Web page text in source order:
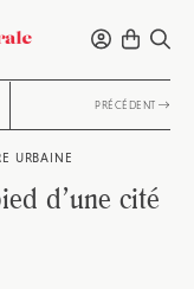
PRÉCÉDENT
URBAINE
d’une cité